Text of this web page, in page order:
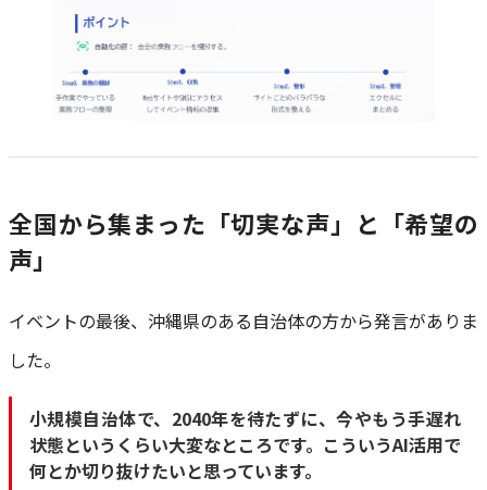
全国から集まった「切実な声」と「希望の
声」
イベントの最後、沖縄県のある自治体の方から発言がありま
した。
小規模自治体で、2040年を待たずに、今やもう手遅れ
状態というくらい大変なところです。こういうAI活用で
何とか切り抜けたいと思っています。